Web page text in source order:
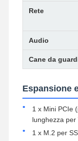
Rete
Audio
Cane da
Espansione
1 x Mini PCIe
lunghezza per
1 x M.2 per